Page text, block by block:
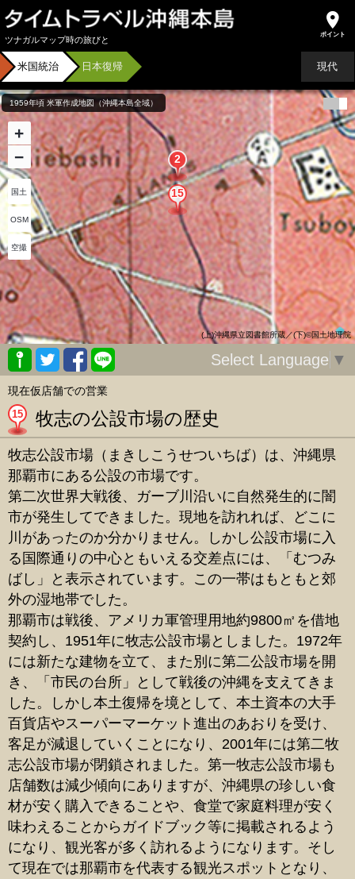
ツナガルマップ時の旅びと
米国統治 日本復帰 現代
1959年頃 米軍作成地図（沖縄本島全域）
(上)沖縄県立図書館所蔵／(下)©国土地理院
国土
OSM
空撮
+
−
Select Language ▼
現在仮店舗での営業
15 牧志の公設市場の歴史
牧志公設市場（まきしこうせついちば）は、沖縄県
那覇市にある公設の市場です。
第二次世界大戦後、ガーブ川沿いに自然発生的に闇
市が発生してできました。現地を訪れれば、どこに
川があったのか分かりません。しかし公設市場に入
る国際通りの中心ともいえる交差点には、「むつみ
ばし」と表示されています。この一帯はもともと郊
外の湿地帯でした。
那覇市は戦後、アメリカ軍管理用地約9800㎡を借地
契約し、1951年に牧志公設市場としました。1972年
には新たな建物を立て、また別に第二公設市場を開
き、「市民の台所」として戦後の沖縄を支えてきま
した。しかし本土復帰を境として、本土資本の大手
百貨店やスーパーマーケット進出のあおりを受け、
客足が減退していくことになり、2001年には第二牧
志公設市場が閉鎖されました。第一牧志公設市場も
店舗数は減少傾向にありますが、沖縄県の珍しい食
材が安く購入できることや、食堂で家庭料理が安く
味わえることからガイドブック等に掲載されるよう
になり、観光客が多く訪れるようになります。そし
て現在では那覇市を代表する観光スポットとなり、